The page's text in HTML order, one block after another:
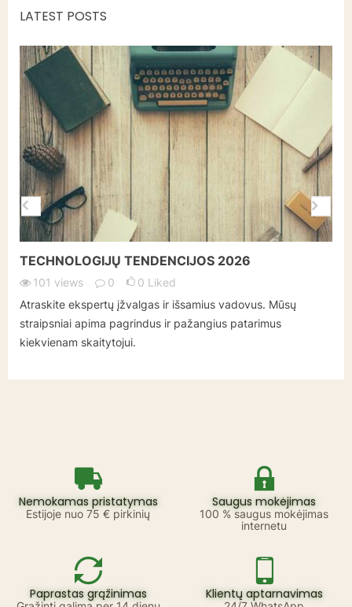
LATEST POSTS
TECHNOLOGIJŲ TENDENCIJOS 2026
101 views 0 0 Liked
Atraskite ekspertų įžvalgas ir išsamius vadovus. Mūsų
straipsniai apima pagrindus ir pažangius patarimus
kiekvienam skaitytojui.
Nemokamas pristatymas
Estijoje nuo 75 € pirkinių
Saugus mokėjimas
100 % saugus mokėjimas
internetu
Paprastas grąžinimas Klientų aptarnavimas